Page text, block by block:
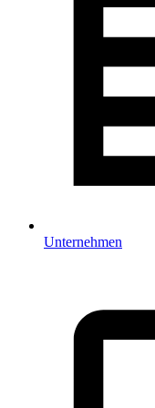
Unternehmen